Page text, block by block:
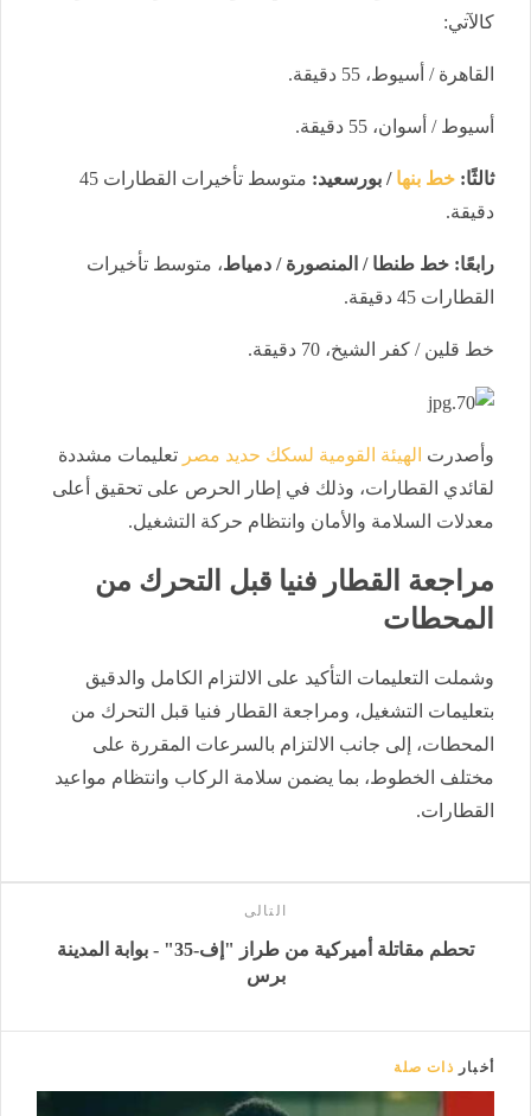
كالآتي:
القاهرة / أسيوط، 55 دقيقة.
أسيوط / أسوان، 55 دقيقة.
ثالثًا: خط بنها / بورسعيد:
متوسط تأخيرات القطارات 45
دقيقة.
رابعًا: خط طنطا / المنصورة / دمياط، متوسط تأخيرات
القطارات 45 دقيقة.
خط قلين / كفر الشيخ، 70 دقيقة.
وأصدرت الهيئة القومية لسكك حديد مصر تعليمات مشددة
لقائدي القطارات، وذلك في إطار الحرص على تحقيق أعلى
معدلات السلامة والأمان وانتظام حركة التشغيل.
مراجعة القطار فنيا قبل التحرك من
المحطات
وشملت التعليمات التأكيد على الالتزام الكامل والدقيق
بتعليمات التشغيل، ومراجعة القطار فنيا قبل التحرك من
المحطات، إلى جانب الالتزام بالسرعات المقررة على
مختلف الخطوط، بما يضمن سلامة الركاب وانتظام مواعيد
القطارات.
التالى
تحطم مقاتلة أميركية من طراز "إف-35" - بوابة المدينة
برس
أخبار ذات صلة